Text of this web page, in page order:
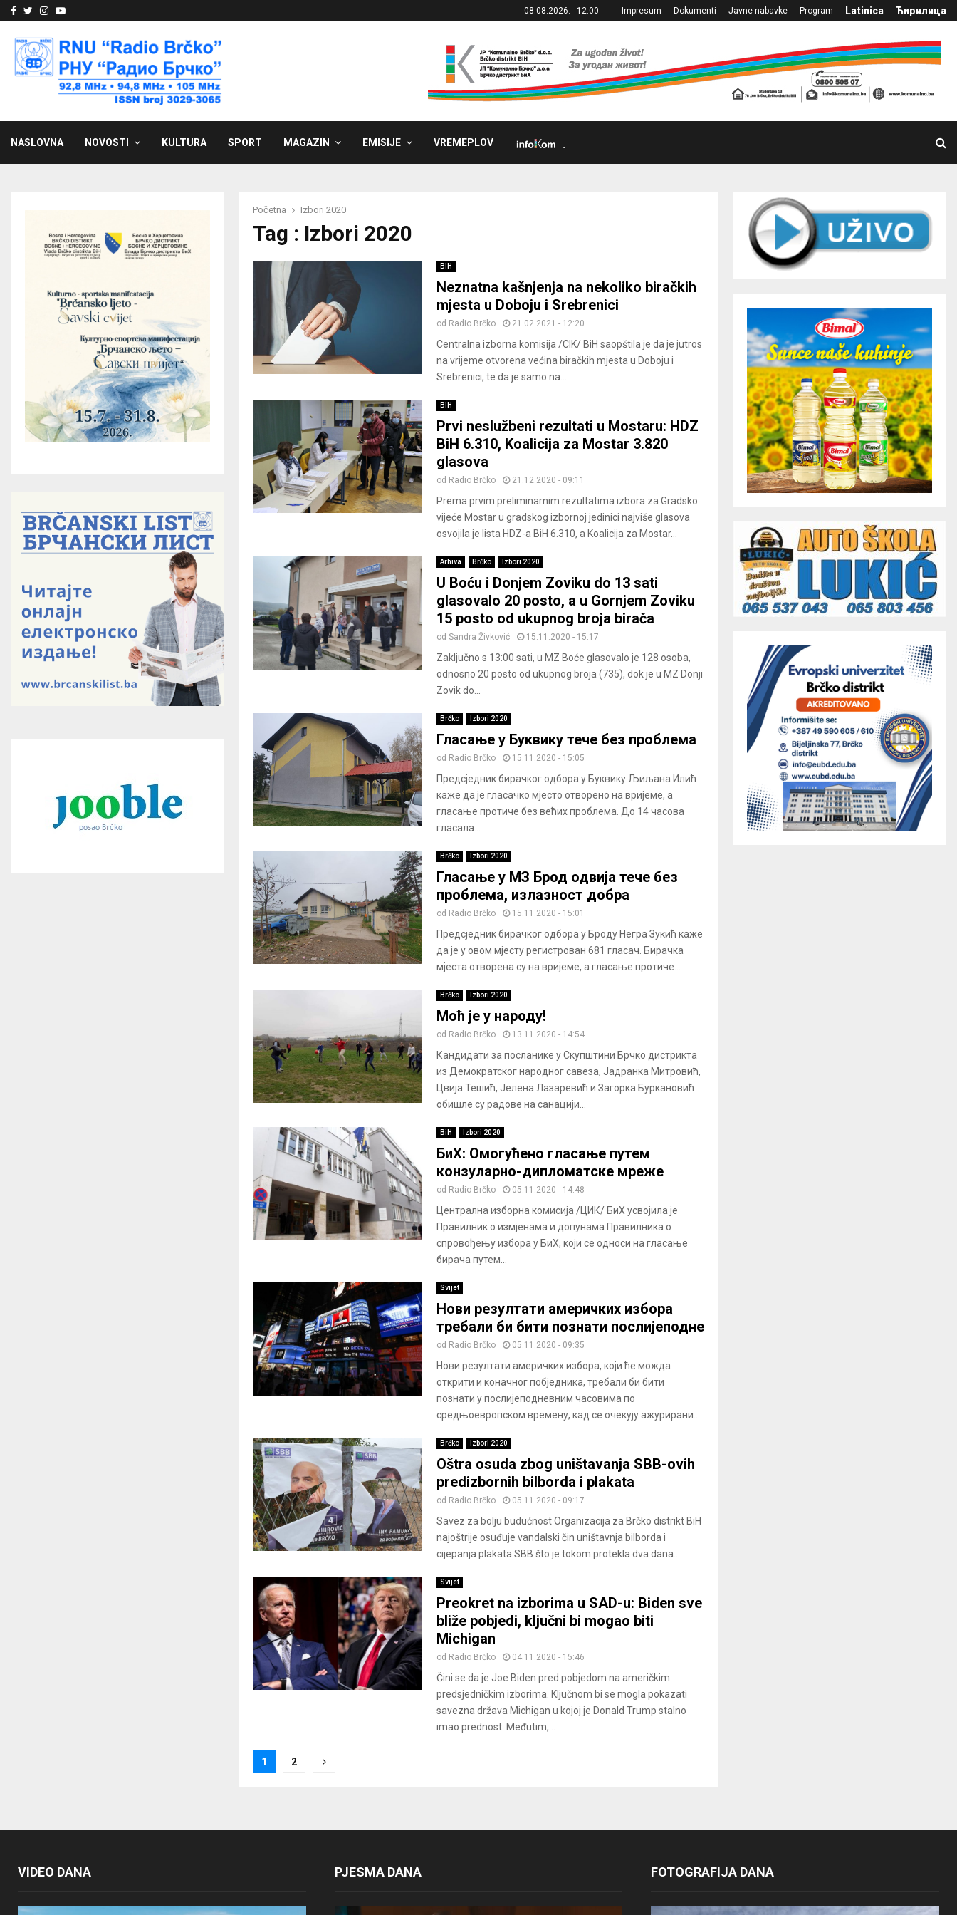
Facebook
Twitter
Instagram
Youtube 08.08.2026. - 12:00 Impresum Dokumenti Javne nabavke Program Latinica Ћирилица
NASLOVNA NOVOSTI KULTURA SPORT MAGAZIN EMISIJE VREMEPLOV
Početna Izbori 2020
Tag : Izbori 2020
BiH
Neznatna kašnjenja na nekoliko biračkih
mjesta u Doboju i Srebrenici
od Radio Brčko 21.02.2021 - 12:20
Centralna izborna komisija /CIK/ BiH saopštila je da je jutros
na vrijeme otvorena većina biračkih mjesta u Doboju i
Srebrenici, te da je samo na...
BiH
Prvi neslužbeni rezultati u Mostaru: HDZ
BiH 6.310, Koalicija za Mostar 3.820
glasova
od Radio Brčko 21.12.2020 - 09:11
Prema prvim preliminarnim rezultatima izbora za Gradsko
vijeće Mostar u gradskog izbornoj jedinici najviše glasova
osvojila je lista HDZ-a BiH 6.310, a Koalicija za Mostar...
Arhiva Brčko Izbori 2020
U Boću i Donjem Zoviku do 13 sati
glasovalo 20 posto, a u Gornjem Zoviku
15 posto od ukupnog broja birača
od Sandra Živković 15.11.2020 - 15:17
Zaključno s 13:00 sati, u MZ Boće glasovalo je 128 osoba,
odnosno 20 posto od ukupnog broja (735), dok je u MZ Donji
Zovik do...
Brčko Izbori 2020
Гласање у Буквику тече без проблема
od Radio Brčko 15.11.2020 - 15:05
Предсједник бирачког одбора у Буквику Љиљана Илић
каже да је гласачко мјесто отворено на вријеме, а
гласање протиче без већих проблема. До 14 часова
гласала...
Brčko Izbori 2020
Гласање у МЗ Брод одвија тече без
проблема, излазност добра
od Radio Brčko 15.11.2020 - 15:01
Предсједник бирачког одбора у Броду Негра Зукић каже
да је у овом мјесту регистрован 681 гласач. Бирачка
мјеста отворена су на вријеме, а гласање протиче...
Brčko Izbori 2020
Моћ је у народу!
od Radio Brčko 13.11.2020 - 14:54
Кандидати за посланике у Скупштини Брчко дистрикта
из Демократског народног савеза, Јадранка Митровић,
Цвија Тешић, Јелена Лазаревић и Загорка Буркановић
обишле су радове на санацији...
BiH Izbori 2020
БиХ: Омогућено гласање путем
конзуларно-дипломатске мреже
od Radio Brčko 05.11.2020 - 14:48
Централна изборна комисија /ЦИК/ БиХ усвојила је
Правилник о измјенама и допунама Правилника о
спровођењу избора у БиХ, који се односи на гласање
бирача путем...
Svijet
Нови резултати америчких избора
требали би бити познати послијеподне
od Radio Brčko 05.11.2020 - 09:35
Нови резултати америчких избора, који ће можда
открити и коначног побједника, требали би бити
познати у послијеподневним часовима по
средњоевропском времену, кад се очекују ажурирани...
Brčko Izbori 2020
Oštra osuda zbog uništavanja SBB-ovih
predizbornih bilborda i plakata
od Radio Brčko 05.11.2020 - 09:17
Savez za bolju budućnost Organizacija za Brčko distrikt BiH
najoštrije osuđuje vandalski čin uništavnja bilborda i
cijepanja plakata SBB što je tokom protekla dva dana...
Svijet
Preokret na izborima u SAD-u: Biden sve
bliže pobjedi, ključni bi mogao biti
Michigan
od Radio Brčko 04.11.2020 - 15:46
Čini se da je Joe Biden pred pobjedom na američkim
predsjedničkim izborima. Ključnom bi se mogla pokazati
savezna država Michigan u kojoj je Donald Trump stalno
imao prednost. Međutim,...
Posts
1 2
VIDEO DANA PJESMA DANA FOTOGRAFIJA DANA